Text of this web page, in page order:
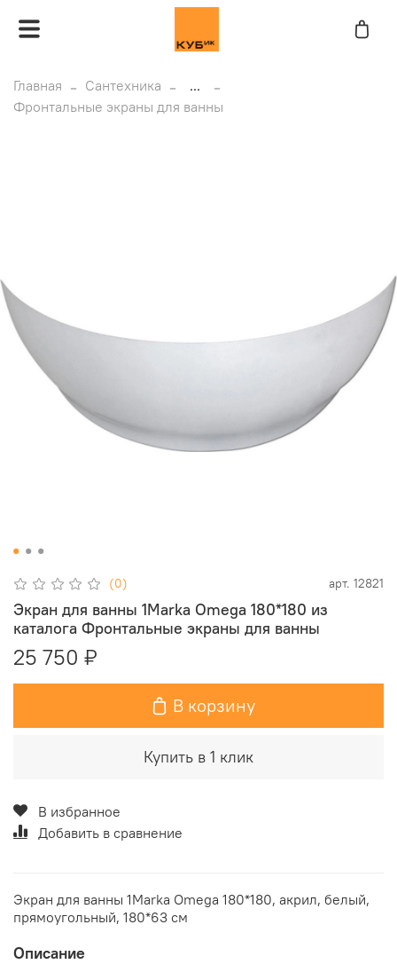
Главная Сантехника
...
Фронтальные экраны для ванны
(0) арт. 12821
Экран для ванны 1Marka Omega 180*180 из
каталога Фронтальные экраны для ванны
25 750 ₽
В корзину
Купить в 1 клик
В избранное
Добавить в сравнение
Экран для ванны 1Marka Omega 180*180, акрил, белый,
прямоугольный, 180*63 см
Описание